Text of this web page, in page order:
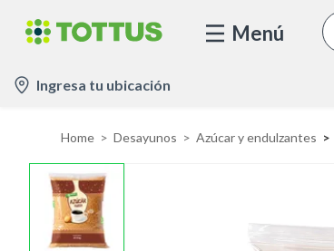
Menú
Ingresa tu ubicación
Home Desayunos Azúcar y endulzantes